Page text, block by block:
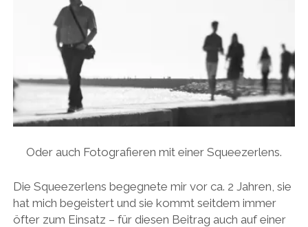
Oder auch Fotografieren mit einer Squeezerlens.
Die Squeezerlens begegnete mir vor ca. 2 Jahren, sie
hat mich begeistert und sie kommt seitdem immer
öfter zum Einsatz – für diesen Beitrag auch auf einer